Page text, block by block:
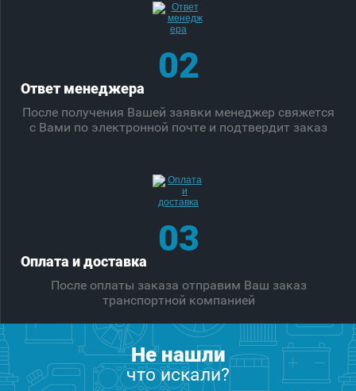
02
Ответ менеджера
После получения Вашей заявки менеджер свяжется
с Вами по электронной почте и подтвердит заказ
03
Оплата и доставка
После оплаты заказа отправим Ваш заказ
транспортной компанией
Не нашли
что искали?